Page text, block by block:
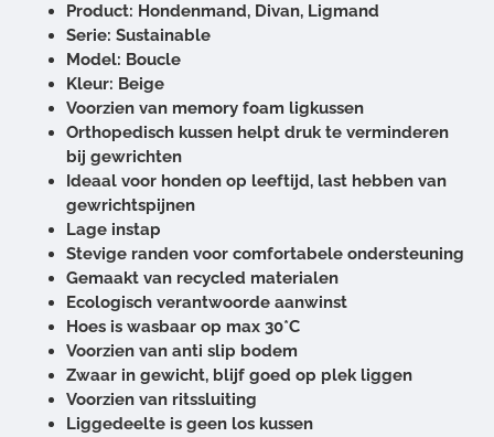
Product: Hondenmand, Divan, Ligmand
Serie: Sustainable
Model: Boucle
Kleur: Beige
Voorzien van memory foam ligkussen
Orthopedisch kussen helpt druk te verminderen
bij gewrichten
Ideaal voor honden op leeftijd, last hebben van
gewrichtspijnen
Lage instap
Stevige randen voor comfortabele ondersteuning
Gemaakt van recycled materialen
Ecologisch verantwoorde aanwinst
Hoes is wasbaar op max 30*C
Voorzien van anti slip bodem
Zwaar in gewicht, blijf goed op plek liggen
Voorzien van ritssluiting
Liggedeelte is geen los kussen